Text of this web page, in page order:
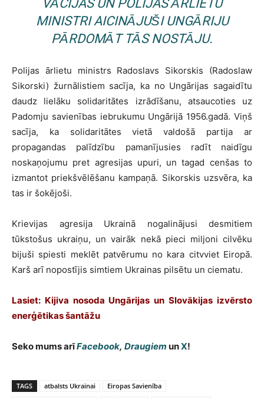
VĀCIJAS UN POLIJAS ĀRLIETU
MINISTRI AICINĀJUŠI UNGĀRIJU
PĀRDOMĀT TĀS NOSTĀJU.
Polijas ārlietu ministrs Radoslavs Sikorskis (Radoslaw
Sikorski) žurnālistiem sacīja, ka no Ungārijas sagaidītu
daudz lielāku solidaritātes izrādīšanu, atsaucoties uz
Padomju savienības iebrukumu Ungārijā 1956.gadā. Viņš
sacīja, ka solidaritātes vietā valdošā partija ar
propagandas palīdzību pamanījusies radīt naidīgu
noskaņojumu pret agresijas upuri, un tagad cenšas to
izmantot priekšvēlēšanu kampaņā. Sikorskis uzsvēra, ka
tas ir šokējoši.
Krievijas agresija Ukrainā nogalinājusi desmitiem
tūkstošus ukraiņu, un vairāk nekā pieci miljoni cilvēku
bijuši spiesti meklēt patvērumu no kara citvviet Eiropā.
Karš arī nopostījis simtiem Ukrainas pilsētu un ciematu.
Lasiet: Kijiva nosoda Ungārijas un Slovākijas izvērsto
enerģētikas šantāžu
Seko mums arīFacebook, Draugiem unX!
TAGS atbalsts Ukrainai
Eiropas Savienība